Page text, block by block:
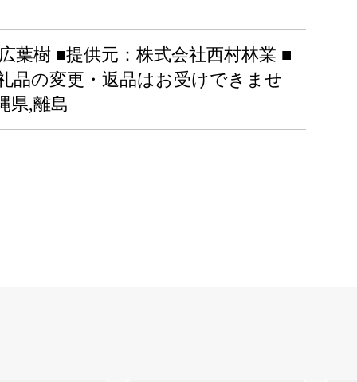
葉樹 ■提供元：株式会社西村林業 ■
品の変更・返品はお受けできませ
県,離島